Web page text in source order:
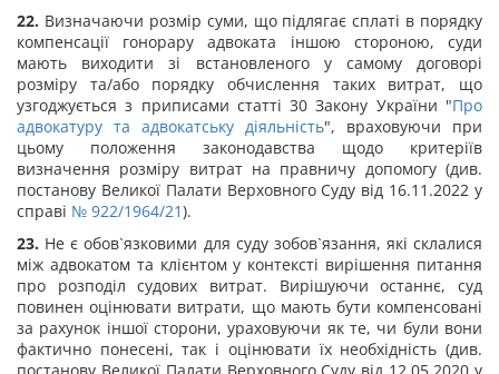
22. Визначаючи розмір суми, що підлягає сплаті в порядку
компенсації гонорару адвоката іншою стороною, суди
мають виходити зі встановленого у самому договорі
розміру та/або порядку обчислення таких витрат, що
узгоджується з приписами статті 30 Закону України "Про
адвокатуру та адвокатську діяльність", враховуючи при
цьому положення законодавства щодо критеріїв
визначення розміру витрат на правничу допомогу (див.
постанову Великої Палати Верховного Суду від 16.11.2022 у
справі № 922/1964/21).
23. Не є обов`язковими для суду зобов`язання, які склалися
між адвокатом та клієнтом у контексті вирішення питання
про розподіл судових витрат. Вирішуючи останнє, суд
повинен оцінювати витрати, що мають бути компенсовані
за рахунок іншої сторони, ураховуючи як те, чи були вони
фактично понесені, так і оцінювати їх необхідність (див.